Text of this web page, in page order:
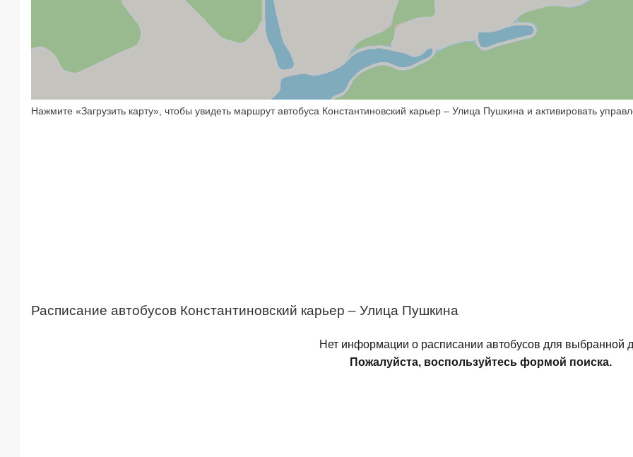
Нажмите «Загрузить карту», чтобы увидеть маршрут автобуса Константиновский карьер – Улица Пушкина и активировать
Расписание автобусов Константиновский карьер – Улица Пушкина
Нет информации о расписании автобусов для выбранной
Пожалуйста, воспользуйтесь формой поиска.